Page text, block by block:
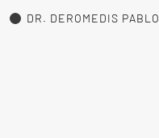
DR. DEROMEDIS PABLO